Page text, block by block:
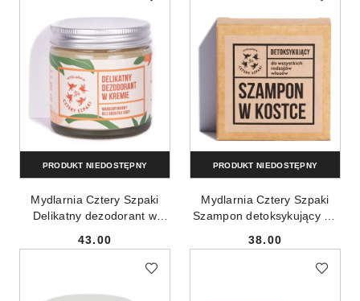
Mydlarnia Cztery Szpaki
Delikatny dezodorant w
Mandarynkowy 60ml
Cena:
43.00
PRODUKT NIEDOSTĘPNY
Mydlarnia Cztery Szpaki
Szampon detoksykujący do
Cena:
38.00
PRODUKT NIEDOSTĘPNY